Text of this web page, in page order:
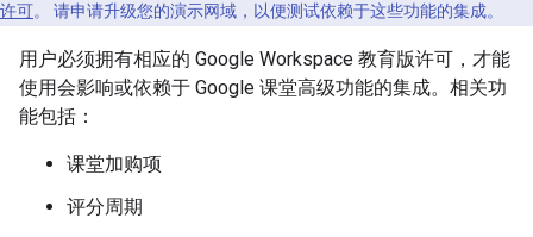
许可。 请申请升级您的演示网域，以便测试依赖于这些功能的集成。
用户必须拥有相应的 Google Workspace 教育版许可，才能
使用会影响或依赖于 Google 课堂高级功能的集成。相关功
能包括：
课堂加购项
评分周期